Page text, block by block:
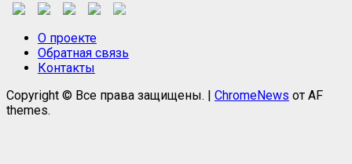
О проекте
Обратная связь
Контакты
Copyright © Все права защищены. | ChromeNews от AF
themes.